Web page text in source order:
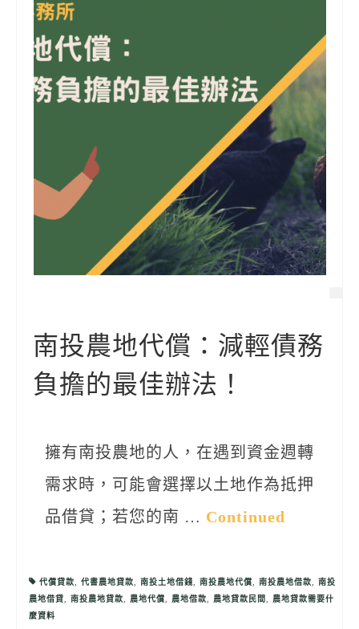
精選知識
銀行貸款
其他貸款
時事解析
生活理財
房產Q&A
南投農地代償：減輕債務
負擔的最佳辦法！
擁有南投農地的人，在遇到資金週轉
需求時，可能會選擇以土地作為抵押
品借貸；若您的南 … Continued
代償貸款, 代書農地貸款, 南投土地借錢, 南投農地代償, 南投農地借款, 南投
農地借貸, 南投農地貸款, 農地代償, 農地借款, 農地貸款民間, 農地貸款需要什
麼資料